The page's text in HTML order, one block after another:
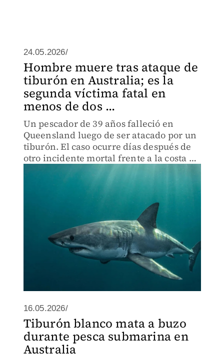
24.05.2026/
Hombre muere tras ataque de
tiburón en Australia; es la
segunda víctima fatal en
menos de dos ...
Un pescador de 39 años falleció en
Queensland luego de ser atacado por un
tiburón. El caso ocurre días después de
otro incidente mortal frente a la costa de
Perth.
16.05.2026/
Tiburón blanco mata a buzo
durante pesca submarina en
Australia